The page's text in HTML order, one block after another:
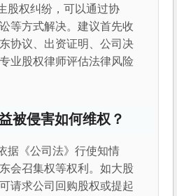
股权纠纷，可以通过协
等方式解决。建议首先收
协议、出资证明、公司决
业股权律师评估法律风险
被侵害如何维权？
据《公司法》行使知情
会召集权等权利。如大股
请求公司回购股权或提起